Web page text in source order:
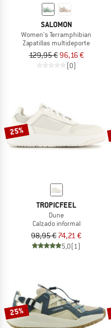
SALOMON
Women's Terramphibian
Zapatillas multideporte
129,95 € 96,16 €
(0)
25%
TROPICFEEL
Dune
Calzado informal
98,95 € 74,21 €
5,0(1)
25%